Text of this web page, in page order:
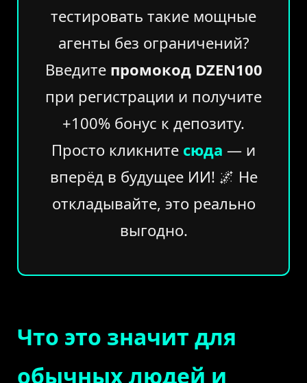
тестировать такие мощные
агенты без ограничений?
Введите промокод DZEN100
при регистрации и получите
+100% бонус к депозиту.
Просто кликните сюда — и
вперёд в будущее ИИ! 🌌 Не
откладывайте, это реально
выгодно.
Что это значит для
обычных людей и